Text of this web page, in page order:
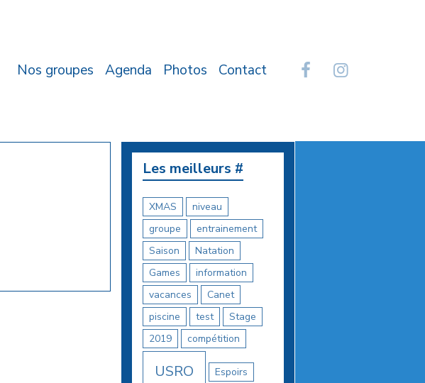
Nos groupes Agenda Photos Contact
Les meilleurs #
XMAS
niveau
groupe
entrainement
Saison
Natation
Games
information
vacances
Canet
piscine
test
Stage
2019
compétition
USRO Espoirs